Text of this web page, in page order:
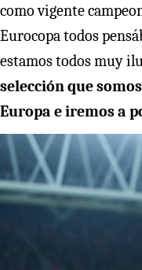
como vigente
Eurocopa todos
estamos todos muy
selección que
Europa e iremos a